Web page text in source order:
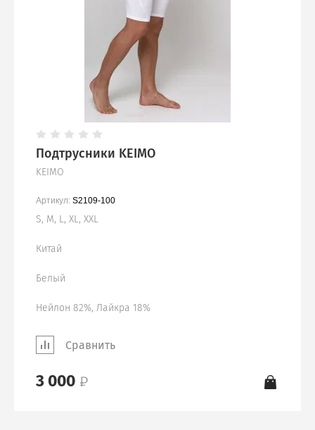
Подтрусники KEIMO
KEIMO
Артикул: S2109-100
S, M, L, XL, XXL
Китай
Белый
Нейлон 82%, Лайкра 18%
Сравнить
3 000